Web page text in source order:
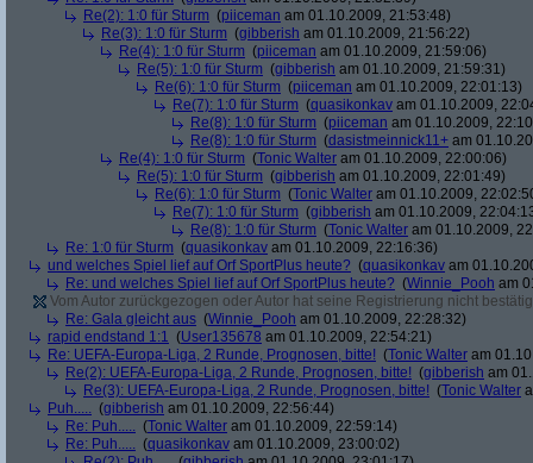
Re(2): 1:0 für Sturm (piiceman am 01.10.2009, 21:53:48)
Re(3): 1:0 für Sturm (gibberish am 01.10.2009, 21:56:22)
Re(4): 1:0 für Sturm (piiceman am 01.10.2009, 21:59:06)
Re(5): 1:0 für Sturm (gibberish am 01.10.2009, 21:59:31)
Re(6): 1:0 für Sturm (piiceman am 01.10.2009, 22:01:13)
Re(7): 1:0 für Sturm (quasikonkav am 01.10.2009,
Re(8): 1:0 für Sturm (piiceman am 01.10.2009,
Re(8): 1:0 für Sturm (dasistmeinnick11+ am
Re(4): 1:0 für Sturm (Tonic Walter am 01.10.2009, 22:00:06)
Re(5): 1:0 für Sturm (gibberish am 01.10.2009, 22:01:49)
Re(6): 1:0 für Sturm (Tonic Walter am 01.10.2009,
Re(7): 1:0 für Sturm (gibberish am 01.10.2009,
Re(8): 1:0 für Sturm (Tonic Walter am 01.10.2009,
Re: 1:0 für Sturm (quasikonkav am 01.10.2009, 22:16:36)
und welches Spiel lief auf Orf SportPlus heute? (quasikonkav am
Re: und welches Spiel lief auf Orf SportPlus heute? (Winnie_Pooh am
Vom Autor zurückgezogen oder Autor hat seine Registrierung nicht
Re: Gala gleicht aus (Winnie_Pooh am 01.10.2009, 22:28:32)
rapid endstand 1:1 (User135678 am 01.10.2009, 22:54:21)
Re: UEFA-Europa-Liga, 2 Runde, Prognosen, bitte! (Tonic Walter am
Re(2): UEFA-Europa-Liga, 2 Runde, Prognosen, bitte! (gibberish am
Re(3): UEFA-Europa-Liga, 2 Runde, Prognosen, bitte! (Tonic Walter
Puh..... (gibberish am 01.10.2009, 22:56:44)
Re: Puh..... (Tonic Walter am 01.10.2009, 22:59:14)
Re: Puh..... (quasikonkav am 01.10.2009, 23:00:02)